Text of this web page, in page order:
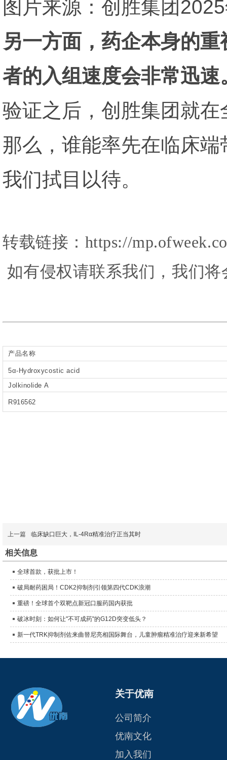
图片来源：创胜集团
另一方面，药企本身的
者的入组速度会非常迅速
验证之后，创胜集团就
那么，谁能率先在临床
我们拭目以待。
转载链接：https://
如有侵权请联系我们，我们将
产品名称
5α-Hydroxycostic acid
Jolkinolide A
R916562
上一篇 临床缺口巨大，IL-4Rα精准治疗正当其时
相关信息
全球首款，获批上市！
破局耐药困局！CDK2抑制剂引领第四代CDK浪潮
重磅！全球首个双靶点新冠口服药国内获批
破冰时刻：如何让"不可成药"的G12D突变低头？
新一代TRK抑制剂佐来曲替尼亮相国际舞台，儿童肿瘤精准治疗迎来新希望
关于优南
公司简介
优南文化
加入我们